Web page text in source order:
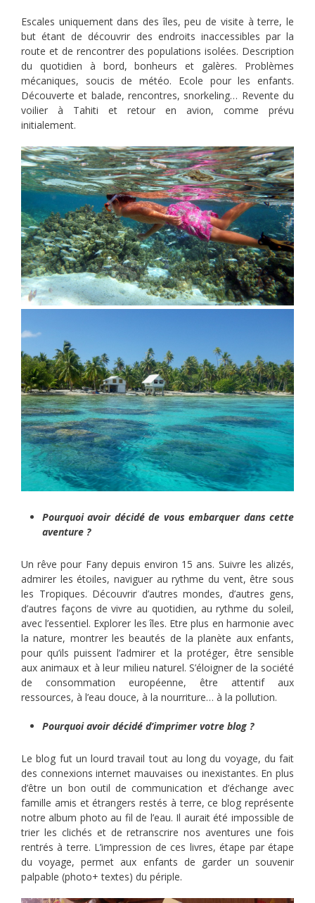
Escales uniquement dans des îles, peu de visite à terre, le
but étant de découvrir des endroits inaccessibles par la
route et de rencontrer des populations isolées. Description
du quotidien à bord, bonheurs et galères. Problèmes
mécaniques, soucis de météo. Ecole pour les enfants.
Découverte et balade, rencontres, snorkeling… Revente du
voilier à Tahiti et retour en avion, comme prévu
initialement.
Pourquoi avoir décidé de vous embarquer dans cette
aventure ?
Un rêve pour Fany depuis environ 15 ans. Suivre les alizés,
admirer les étoiles, naviguer au rythme du vent, être sous
les Tropiques. Découvrir d’autres mondes, d’autres gens,
d’autres façons de vivre au quotidien, au rythme du soleil,
avec l’essentiel. Explorer les îles. Etre plus en harmonie avec
la nature, montrer les beautés de la planète aux enfants,
pour qu’ils puissent l’admirer et la protéger, être sensible
aux animaux et à leur milieu naturel. S’éloigner de la société
de consommation européenne, être attentif aux
ressources, à l’eau douce, à la nourriture… à la pollution.
Pourquoi avoir décidé d’imprimer votre blog ?
Le blog fut un lourd travail tout au long du voyage, du fait
des connexions internet mauvaises ou inexistantes. En plus
d’être un bon outil de communication et d’échange avec
famille amis et étrangers restés à terre, ce blog représente
notre album photo au fil de l’eau. Il aurait été impossible de
trier les clichés et de retranscrire nos aventures une fois
rentrés à terre. L’impression de ces livres, étape par étape
du voyage, permet aux enfants de garder un souvenir
palpable (photo+ textes) du périple.